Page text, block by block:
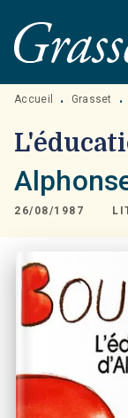
MENU
PIED DE PAGE
Accueil • Grasset •
26/08/1987